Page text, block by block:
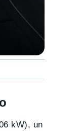
kW), un